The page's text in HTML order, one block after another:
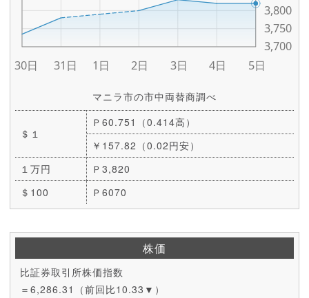
マニラ市の市中両替商調べ
＄１
Ｐ60.751（0.414高）
￥157.82（0.02円安）
１万円
Ｐ3,820
＄100
Ｐ6070
株価
比証券取引所株価指数
＝6,286.31（前回比10.33▼）